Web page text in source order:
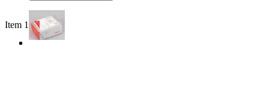
Item 1 of 4